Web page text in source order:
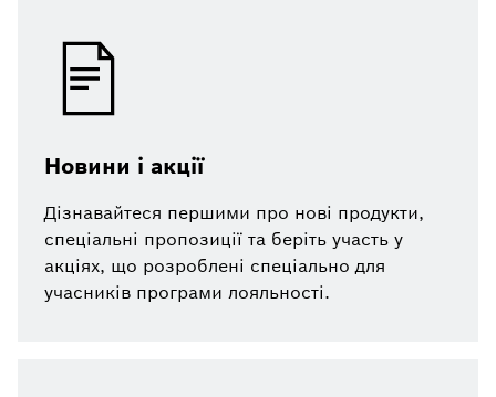
Новини і акції
Дізнавайтеся першими про нові продукти,
спеціальні пропозиції та беріть участь у
акціях, що розроблені спеціально для
учасників програми лояльності.